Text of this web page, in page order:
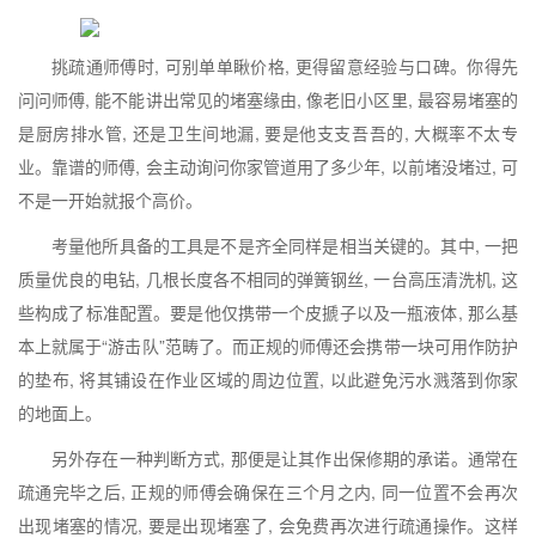
挑疏通师傅时, 可别单单瞅价格, 更得留意经验与口碑。你得先
问问师傅, 能不能讲出常见的堵塞缘由, 像老旧小区里, 最容易堵塞的
是厨房排水管, 还是卫生间地漏, 要是他支支吾吾的, 大概率不太专
业。靠谱的师傅, 会主动询问你家管道用了多少年, 以前堵没堵过, 可
不是一开始就报个高价。
考量他所具备的工具是不是齐全同样是相当关键的。其中, 一把
质量优良的电钻, 几根长度各不相同的弹簧钢丝, 一台高压清洗机, 这
些构成了标准配置。要是他仅携带一个皮搋子以及一瓶液体, 那么基
本上就属于“游击队”范畴了。而正规的师傅还会携带一块可用作防护
的垫布, 将其铺设在作业区域的周边位置, 以此避免污水溅落到你家
的地面上。
另外存在一种判断方式, 那便是让其作出保修期的承诺。通常在
疏通完毕之后, 正规的师傅会确保在三个月之内, 同一位置不会再次
出现堵塞的情况, 要是出现堵塞了, 会免费再次进行疏通操作。这样